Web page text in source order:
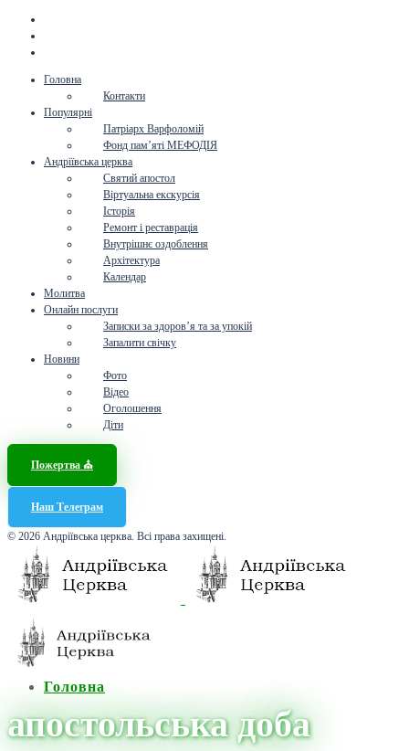
Головна
Контакти
Популярні
Патріарх Варфоломій
Фонд пам’яті МЕФОДІЯ
Андріївська церква
Святий апостол
Віртуальна екскурсія
Історія
Ремонт і реставрація
Внутрішнє оздоблення
Архітектура
Календар
Молитва
Онлайн послуги
Записки за здоров’я та за упокій
Запалити свічку
Новини
Фото
Відео
Оголошення
Діти
Пожертва ⛪️
Наш Телеграм
© 2026 Андріївська церква. Всі права захищені.
Головна
апостольська доба